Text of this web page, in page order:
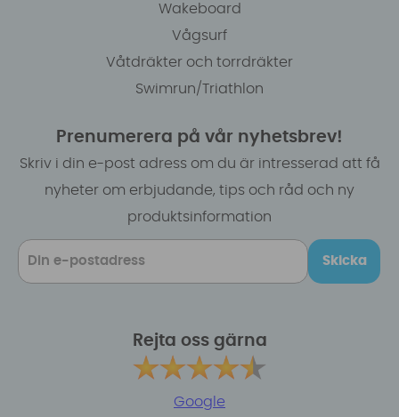
Wakeboard
Vågsurf
Våtdräkter och torrdräkter
Swimrun/Triathlon
Prenumerera på vår nyhetsbrev!
Skriv i din e-post adress om du är intresserad att få
nyheter om erbjudande, tips och råd och ny
produktsinformation
Skicka
Rejta oss gärna
Google